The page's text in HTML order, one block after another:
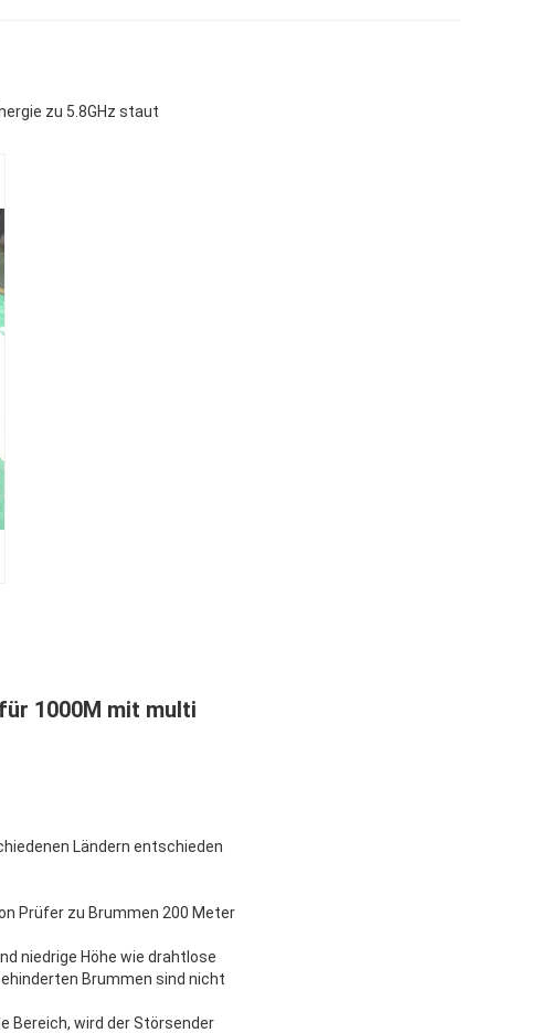
zu 5.8GHz staut
1000M mit multi
Ländern entschieden
Prüfer zu Brummen 200 Meter
niedrige Höhe wie drahtlose
Brummen sind nicht
Bereich, wird der Störsender